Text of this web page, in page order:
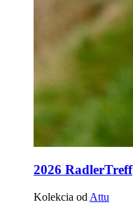
2026 RadlerTreff
Kolekcia od Attu